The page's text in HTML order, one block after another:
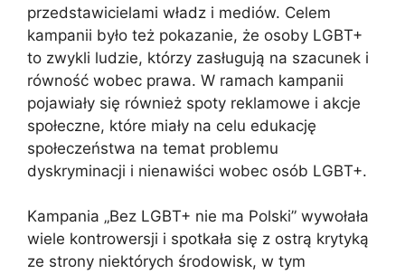
przedstawicielami władz i mediów. Celem
kampanii było też pokazanie, że osoby LGBT+
to zwykli ludzie, którzy zasługują na szacunek i
równość wobec prawa. W ramach kampanii
pojawiały się również spoty reklamowe i akcje
społeczne, które miały na celu edukację
społeczeństwa na temat problemu
dyskryminacji i nienawiści wobec osób LGBT+.
Kampania „Bez LGBT+ nie ma Polski” wywołała
wiele kontrowersji i spotkała się z ostrą krytyką
ze strony niektórych środowisk, w tym